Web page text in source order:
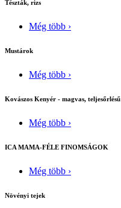
Tészták, rizs
Még több ›
Mustárok
Még több ›
Kovászos Kenyér - magvas, teljesőrlésű
Még több ›
ICA MAMA-FÉLE FINOMSÁGOK
Még több ›
Növényi tejek